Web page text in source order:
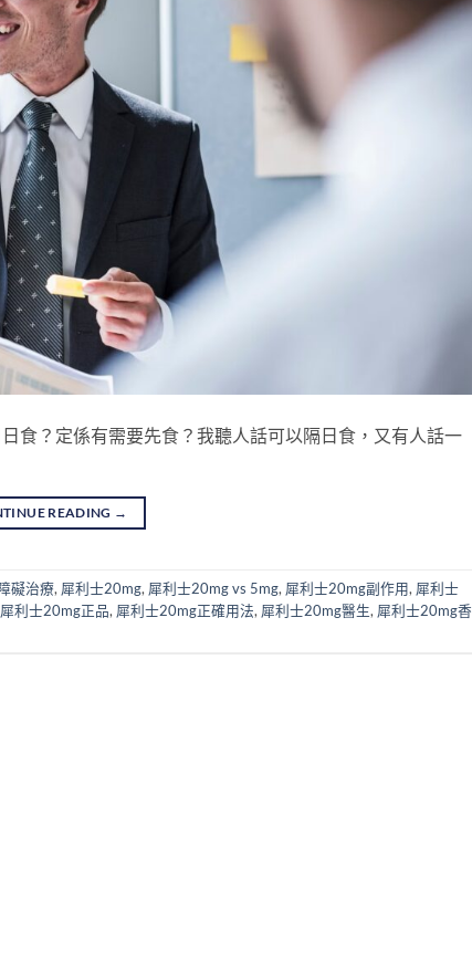
食？定係有需要先食？我聽人話可以隔日食，又有人話一
READING →
礙治療, 犀利士20mg, 犀利士20mg vs 5mg, 犀利士20mg副作用, 犀利士
犀利士20mg正品, 犀利士20mg正確用法, 犀利士20mg醫生, 犀利士20mg香